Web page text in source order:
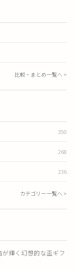
比較・まとめ一覧へ >
350
268
236
カテゴリー一覧へ >
輝く幻想的な盃ギフ